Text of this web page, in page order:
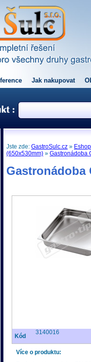
Jak nakupovat
Jste zde:GastroSulc.cz » Eshop
(650x530mm) »Gastronádoba
Gastronádoba
Kód
3140016
Více o produktu: